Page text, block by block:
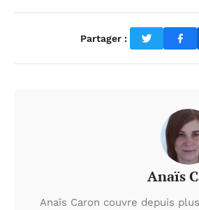
Partager :
Anaïs
Anaïs Caron couvre depuis